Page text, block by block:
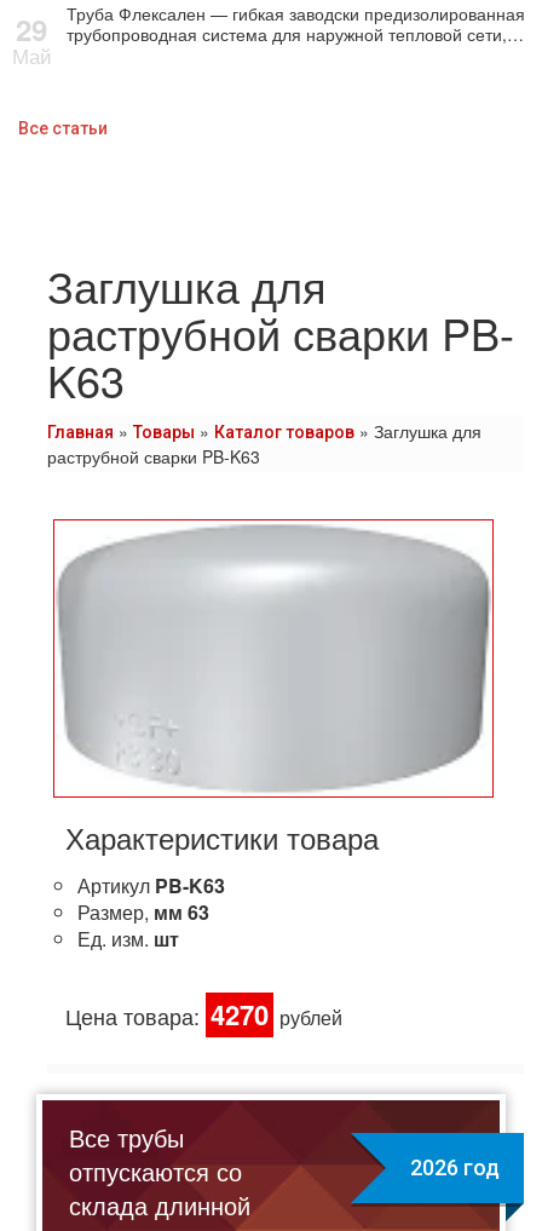
29
Май
Труба Флексален — гибкая заводски предизолированная
трубопроводная система для наружной тепловой сети,…
Все статьи
Заглушка для
раструбной сварки PB-
K63
Главная »Товары » Каталог товаров » Заглушка для
раструбной сварки PB-K63
Характеристики товара
Артикул PB-K63
Размер, мм 63
Ед. изм. шт
Цена товара: 4270 рублей
Все трубы
отпускаются со
склада длинной
2026 год